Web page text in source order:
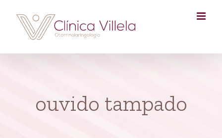
content
ouvido tampado